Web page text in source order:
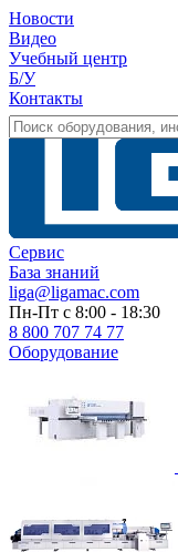
Новости
Видео
Учебный центр
Б/У
Контакты
Сервис
База знаний
liga@ligamac.com
Пн-Пт с 8:00 - 18:30
8 800 707 74 77
Оборудование